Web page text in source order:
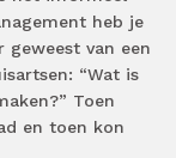
heb je
van een
“Wat is
Toen
en toen kon